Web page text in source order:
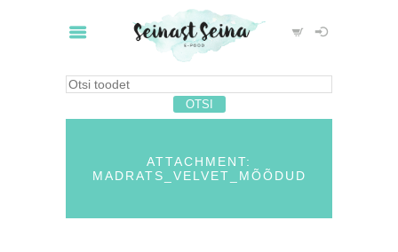
ATTACHMENT:
MADRATS_VELVET_MÕÕDUD